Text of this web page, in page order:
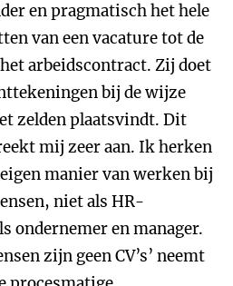
en pragmatisch het hele
van een vacature tot de
arbeidscontract. Zij doet
bij de wijze
zelden plaatsvindt. Dit
mij zeer aan. Ik herken
manier van werken bij
niet als HR-
ondernemer en manager.
zijn geen CV’s’ neemt